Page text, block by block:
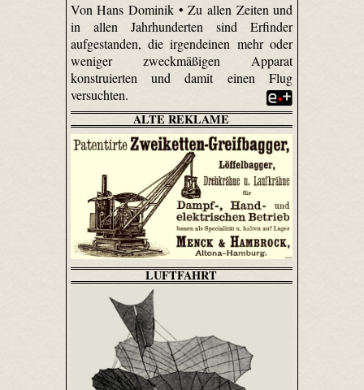
Von Hans Dominik • Zu allen Zeiten und
in allen Jahrhunderten sind Erfinder
aufgestanden, die irgendeinen mehr oder
weniger zweckmäßigen Apparat
konstruierten und damit einen Flug
versuchten.
ALTE REKLAME
LUFTFAHRT